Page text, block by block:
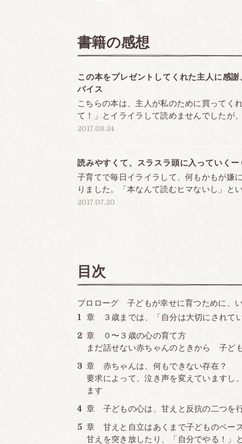
書籍の感想
この本をプレゼントしてくれた主人に感
バイス
こちらの本は、主人が私のために買ってく
て！」とイライラして読めませんでしたが
2017.08.24
読みやすくて、スラスラ頭に入っていく
子育てで毎日イライラして、何もかもが嫌
りました。「本なんて読むヒマないし」と
2017.07.20
目次
プロローグ 子どもが幸せに育つために、
章 ３歳までは、「自分は大切にされて
章 ０〜３歳の心の育て方
まだ話せない赤ちゃんのときから 子ど
章 赤ちゃんは、何もできない存在？
要求によって、泣き声を変えていますし
ます
章 子どもの心は、甘えと反抗の二つを
章 甘えと自立はあくまで子どものペー
甘えを突き放したり、「自分でやる！」
定価
判型 四
ISBN
発売日